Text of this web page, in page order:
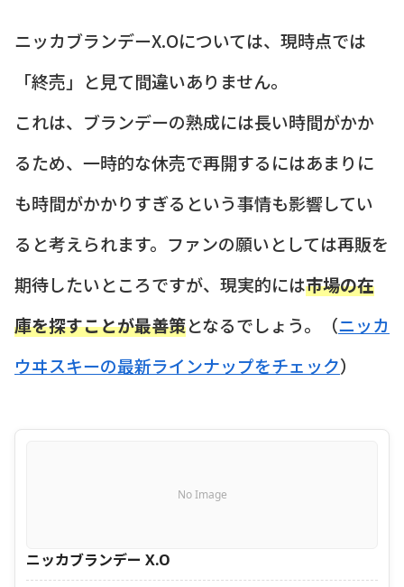
ニッカブランデーX.Oについては、現時点では
「終売」と見て間違いありません。
これは、ブランデーの熟成には長い時間がかか
るため、一時的な休売で再開するにはあまりに
も時間がかかりすぎるという事情も影響してい
ると考えられます。ファンの願いとしては再販を
期待したいところですが、現実的には市場の在
庫を探すことが最善策となるでしょう。（ニッカ
ウヰスキーの最新ラインナップをチェック）
No Image
ニッカブランデー X.O